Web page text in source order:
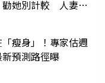
勸她別計較 人妻超
瘦身」！專家估週
預測路徑曝